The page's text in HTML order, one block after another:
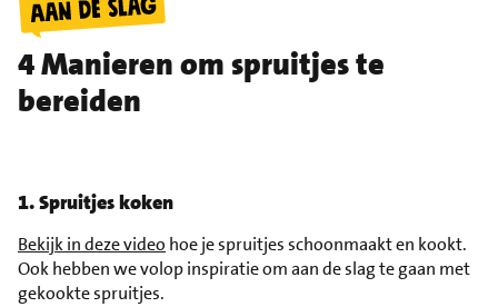
4 Manieren om spruitjes te
bereiden
1. Spruitjes koken
Bekijk in deze video hoe je spruitjes schoonmaakt en kookt.
Ook hebben we volop inspiratie om aan de slag te gaan met
gekookte spruitjes.